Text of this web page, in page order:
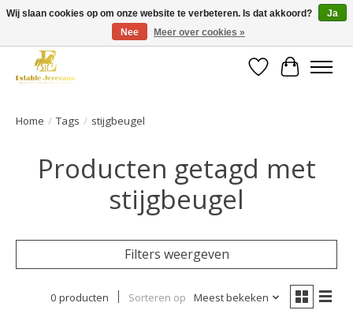
Gratis verzending vanaf €49 op een groot deel van ons assortiment
Verlanglijst
Home / Tags / stijgbeugel
Producten getagd met
stijgbeugel
Filters weergeven
0 producten Sorteren op Meest bekeken
Wij slaan cookies op om onze website te verbeteren. Is dat akkoord?
Ja
Nee
Meer over cookies »